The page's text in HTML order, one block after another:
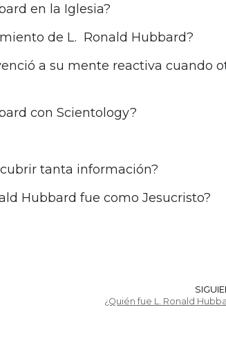
en la Iglesia?
de L. Ronald Hubbard?
a su mente reactiva cuando
con Scientology?
tanta información?
Hubbard fue como Jesucristo?
¿Quién fue L. Ronald